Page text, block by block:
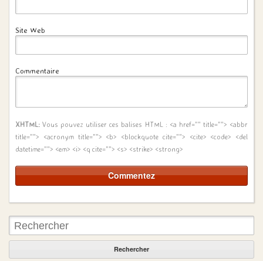
Site Web
Commentaire
XHTML: Vous pouvez utiliser ces balises HTML : <a href="" title=""> <abbr
title=""> <acronym title=""> <b> <blockquote cite=""> <cite> <code> <del
datetime=""> <em> <i> <q cite=""> <s> <strike> <strong>
Rechercher: